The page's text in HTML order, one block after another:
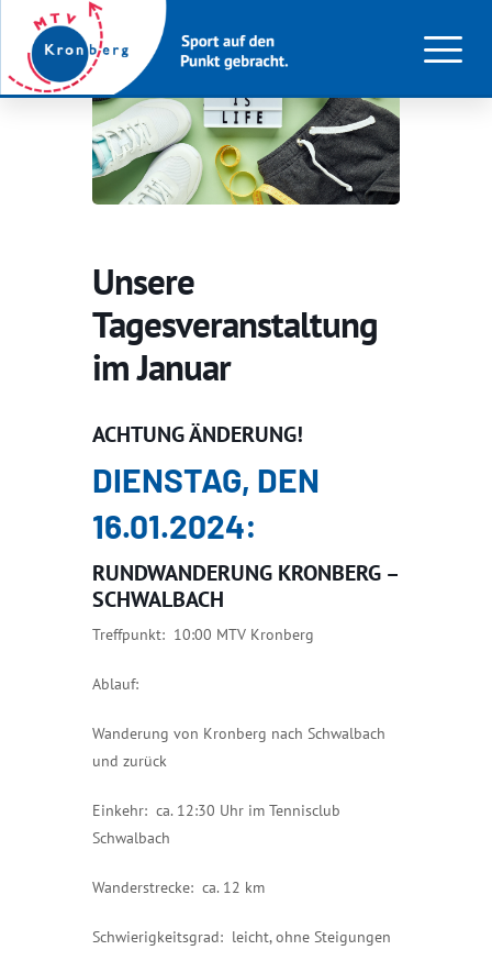
Unsere
Tagesveranstaltung
im Januar
ACHTUNG ÄNDERUNG!
DIENSTAG, DEN
16.01.2024:
RUNDWANDERUNG KRONBERG –
SCHWALBACH
Treffpunkt: 10:00 MTV Kronberg
Ablauf:
Wanderung von Kronberg nach Schwalbach
und zurück
Einkehr: ca. 12:30 Uhr im Tennisclub
Schwalbach
Wanderstrecke: ca. 12 km
Schwierigkeitsgrad: leicht, ohne Steigungen